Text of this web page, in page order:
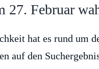
27. Februar
hat es rund um
auf den